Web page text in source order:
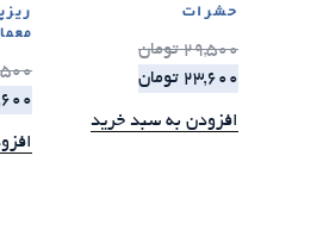
حشرات
29,500 تومان
23,600 تومان
افزودن به سبد خرید